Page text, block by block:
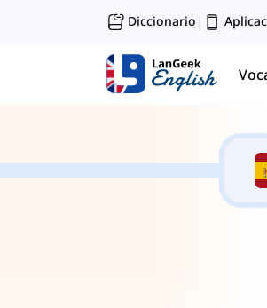
Diccionario |